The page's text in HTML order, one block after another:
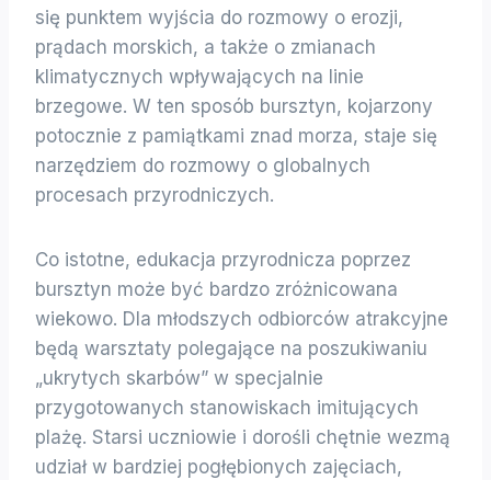
się punktem wyjścia do rozmowy o erozji,
prądach morskich, a także o zmianach
klimatycznych wpływających na linie
brzegowe. W ten sposób bursztyn, kojarzony
potocznie z pamiątkami znad morza, staje się
narzędziem do rozmowy o globalnych
procesach przyrodniczych.
Co istotne, edukacja przyrodnicza poprzez
bursztyn może być bardzo zróżnicowana
wiekowo. Dla młodszych odbiorców atrakcyjne
będą warsztaty polegające na poszukiwaniu
„ukrytych skarbów” w specjalnie
przygotowanych stanowiskach imitujących
plażę. Starsi uczniowie i dorośli chętnie wezmą
udział w bardziej pogłębionych zajęciach,